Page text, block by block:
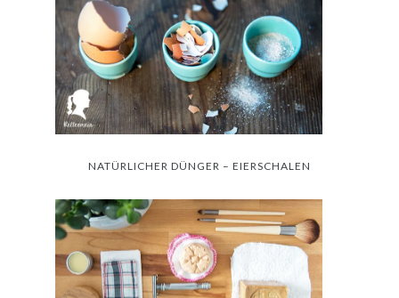
NATÜRLICHER DÜNGER – EIERSCHALEN